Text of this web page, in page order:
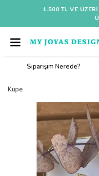
1.500 TL VE
Siparişim Nerede?
Küpe